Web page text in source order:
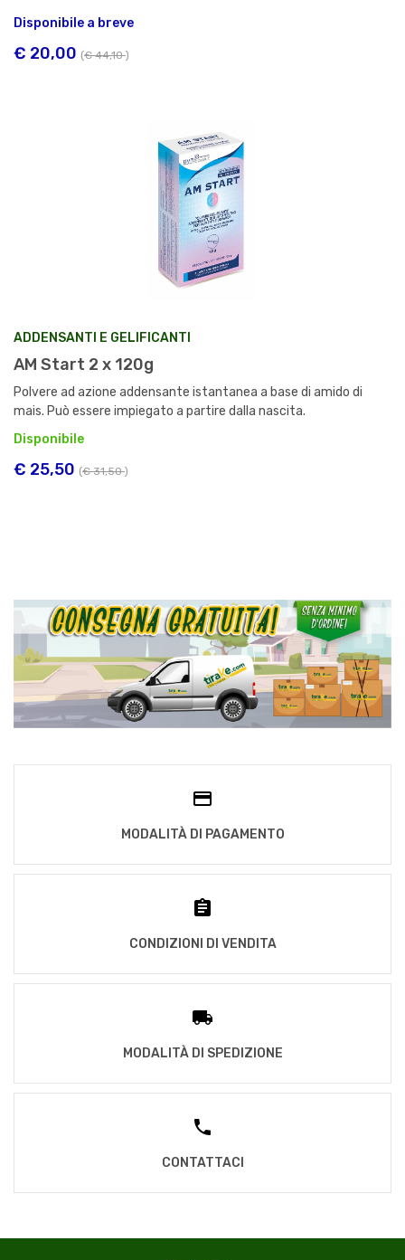
Disponibile a breve
€ 20,00 (€ 44,10)
ADDENSANTI E GELIFICANTI
AM Start 2 x 120g
Polvere ad azione addensante istantanea a base di amido di
mais. Può essere impiegato a partire dalla nascita.
Disponibile
€ 25,50 (€ 31,50)
MODALITÀ DI PAGAMENTO
CONDIZIONI DI VENDITA
MODALITÀ DI SPEDIZIONE
CONTATTACI